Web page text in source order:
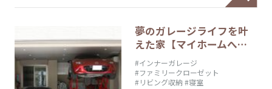
夢のガレージライフを叶
えた家【マイホームへ…
#インナーガレージ
#ファミリークローゼット
#リビング収納 #寝室